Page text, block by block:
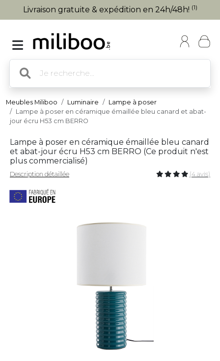
Livraison gratuite & expédition en 24h/48h! (1)
Meubles Miliboo Luminaire
Lampe à poser
Lampe à poser en céramique émaillée bleu canard et abat-
jour écru H53 cm BERRO
Lampe à poser en céramique émaillée bleu canard
et abat-jour écru H53 cm BERRO (Ce produit n'est
plus commercialisé)
Description détaillée (4 avis)